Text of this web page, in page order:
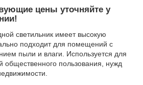
цены уточняйте у
светильник имеет высокую
подходит для помещений с
пыли и влаги. Используется для
пользования, нужд